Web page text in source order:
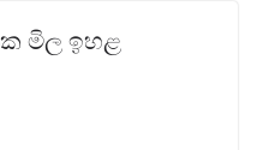
මිල ඉහළ